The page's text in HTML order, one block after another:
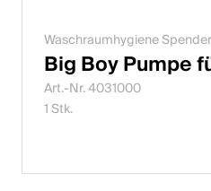
Waschraumhygiene
Big Boy Pumpe
Art.-Nr. 4031000
1 Stk.